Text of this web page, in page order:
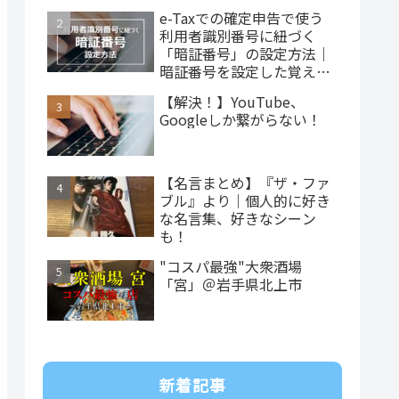
e-Taxでの確定申告で使う
利用者識別番号に紐づく
「暗証番号」の設定方法｜
暗証番号を設定した覚えが
【解決！】YouTube、
Googleしか繋がらない！
【名言まとめ】『ザ・ファ
ブル』より｜個人的に好き
な名言集、好きなシーン
も！
"コスパ最強"大衆酒場
「宮」＠岩手県北上市
新着記事